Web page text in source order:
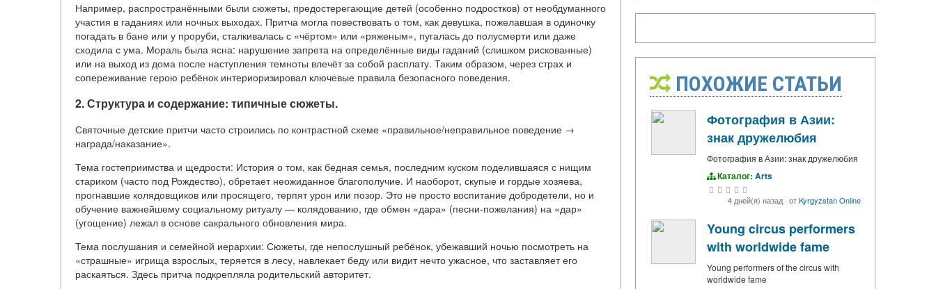
Например, распространёнными были сюжеты, предостерегающие детей (особенно подростков) от необдуманного
участия в гаданиях или ночных выходах. Притча могла повествовать о том, как девушка, пожелавшая в одиночку
погадать в бане или у проруби, сталкивалась с «чёртом» или «ряженым», пугалась до полусмерти или даже
сходила с ума. Мораль была ясна: нарушение запрета на определённые виды гаданий (слишком рискованные)
или на выход из дома после наступления темноты влечёт за собой расплату. Таким образом, через страх и
сопереживание герою ребёнок интериоризировал ключевые правила безопасного поведения.
2. Структура и содержание: типичные сюжеты.
Святочные детские притчи часто строились по контрастной схеме «правильное/неправильное поведение →
награда/наказание».
Тема гостеприимства и щедрости: История о том, как бедная семья, последним куском поделившаяся с нищим
стариком (часто под Рождество), обретает неожиданное благополучие. И наоборот, скупые и гордые хозяева,
прогнавшие колядовщиков или просящего, терпят урон или позор. Это не просто воспитание добродетели, но и
обучение важнейшему социальному ритуалу — колядованию, где обмен «дара» (песни-пожелания) на «дар»
(угощение) лежал в основе сакрального обновления мира.
Тема послушания и семейной иерархии: Сюжеты, где непослушный ребёнок, убежавший ночью посмотреть на
«страшные» игрища взрослых, теряется в лесу, навлекает беду или видит нечто ужасное, что заставляет его
раскаяться. Здесь притча подкрепляла родительский авторитет.
ПОХОЖИЕ СТАТЬИ
Фотография в Азии:
знак дружелюбия
Фотография в Азии: знак дружелюбия
Каталог: Arts
4 дней(я) назад · отKyrgyzstan Online
Young circus performers
with worldwide fame
Young performers of the circus with
worldwide fame